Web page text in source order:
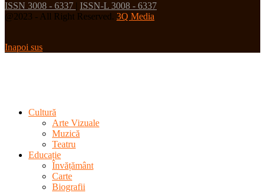
ISSN 3008 - 6337
ISSN-L 3008 - 6337
@2023 - All Right Reserved. 3Q Media
Inapoi sus
Cultură
Arte Vizuale
Muzică
Teatru
Educație
Învățământ
Carte
Biografii